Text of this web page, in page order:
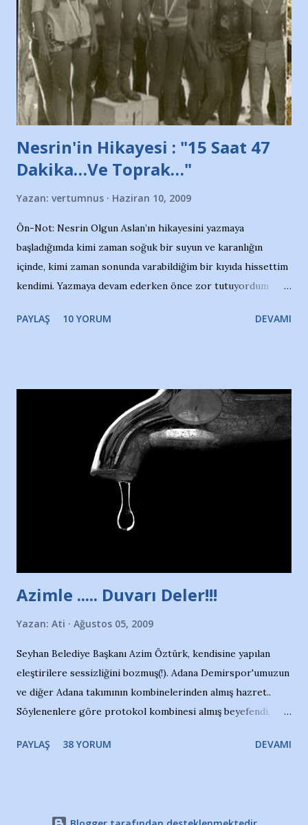
söylüyoruz. Bu son uyarımızdır. Bunun yanısıra, bu takımlara
ait tanıtıcı ilanların asılmasına izin veren Bursa Büyükşehir
Belediyesi ile mağazaların bulunduğu alışveriş merkezlerini
de kınıyoruz'' diye de eklemiş .. Blogumuzda okuduğum bu
yazının hemen ardından bu habe...
Nesrin'in Hikayesi : "15 Saat 47
Dakika…Ve Toprak…"
Yazan: vertumnus Haziran 10, 2009
Ön-Not: Nesrin Olgun Aslan’ın hikayesini yazmaya
başladığımda kimi zaman soğuk bir suyun ve karanlığın
içinde, kimi zaman sonunda varabildiğim bir kıyıda hissettim
kendimi. Yazmaya devam ederken önce zor tutuyordum
Yazımı, ağlayarak bitirebildim ancak…Kendisinin web
Nesrin’in Hikayesi’ne başlıyorum… 1964 Adana Yüzme
havuzunun kenarında 7 yaşında kara kuru bir kız çocuğu
duruyor. Havuzun içinde Adana Demirspor Kulübü
yüzücüleri. Erkekler çoğunlukta. Küçük kız etrafına bakıyor.
Sadece 4 kız çocuğu var. Nesrin, Adana Demirspor’un 4
kızından biri oluyor o gün…Giriyor havuza. 1973 – 1975
Adana Nesrin, 16 yaşında. Yüzüyor. 7 yaşında girdiği
Türkiye 3.lüğü var. 17 yaşında mar...
PAYLAŞ 10 YORUM DEVAMI
Azimle ..... Duvarı Deler!!!
Yazan: Ati Ağustos 05, 2009
Seyhan Belediye Başkanı Azim Öztürk, kendisine yapılan
eleştirilere sessizliğini bozmuş(!). Adana Demirspor'umuzun
ve diğer Adana takımının kombinelerinden almış hazret..
Söylenenlere göre protokol kombinesi almış beyefendi,
ki kombineyi Bekir Başkan'dan alırken; dillere destan..
PAYLAŞ 38 YORUM DEVAMI